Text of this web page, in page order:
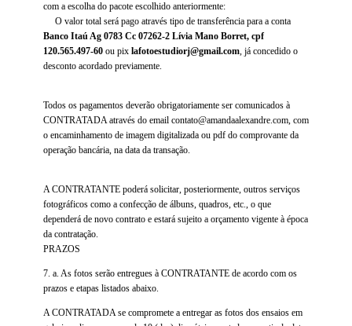
com a escolha do pacote escolhido anteriormente:
O valor total será pago através tipo de transferência para a conta
Banco Itaú Ag 0783 Cc 07262-2 Lívia Mano Borret, cpf
120.565.497-60 ou pix lafotoestudiorj@gmail.com, já concedido o
desconto acordado previamente.
Todos os pagamentos deverão obrigatoriamente ser comunicados à
CONTRATADA através do email contato@amandaalexandre.com, com
o encaminhamento de imagem digitalizada ou pdf do comprovante da
operação bancária, na data da transação.
A CONTRATANTE poderá solicitar, posteriormente, outros serviços
fotográficos como a confecção de álbuns, quadros, etc., o que
dependerá de novo contrato e estará sujeito a orçamento vigente à época
da contratação.
PRAZOS
7. a. As fotos serão entregues à CONTRATANTE de acordo com os
prazos e etapas listados abaixo.
A CONTRATADA se compromete a entregar as fotos dos ensaios em